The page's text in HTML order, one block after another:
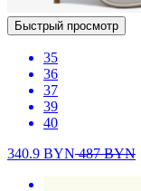
Быстрый просмотр
35
36
37
39
40
340.9 BYN487BYN